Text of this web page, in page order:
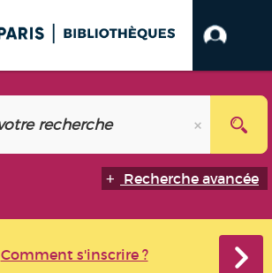
Recherche avancée
Comment s'inscrire ?